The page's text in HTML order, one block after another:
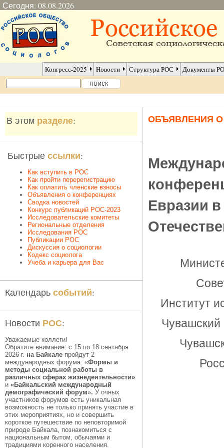
Сегодня: 08.08.2026
Конгресс-2025 Новости Структура РОС Документы
В этом разделе:
Быстрые ссылки:
Как вступить в РОС
Как пройти перерегистрацию
Как оплатить членские взносы
Объявления о конференциях
Сводка новостей
Конкурс публикаций РОС-2023
Исследовательские комитеты
Региональные отделения
Исследования РОС
Публикации РОС
Дискуссия о социологии
Кодекс социолога
Учеба и карьера для Вас
Календарь событий:
Новости РОС:
Уважаемые коллеги!
Обратите внимание: с 15 по 18 сентября
2026 г. на Байкале пройдут 2
международных форума: «Формы и
методы социальной работы в
различных сферах жизнедеятельности»
и «Байкальский международный
демографический форум». У очных
участников форумов есть уникальная
возможность не только принять участие в
этих мероприятиях, но и совершить
короткое путешествие по неповторимой
природе Байкала, познакомиться с
национальным бытом, обычаями и
традициями коренного населения.
ОБЪЯВЛЕНИЯ
Евразии
Институт
Чувашский